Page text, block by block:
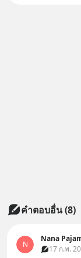
คำตอบอื่น(8)
N
Nana​
17 ก.พ.